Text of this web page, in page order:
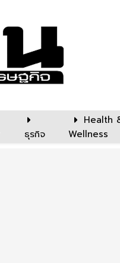
ธุรกิจ
Health
Wellness